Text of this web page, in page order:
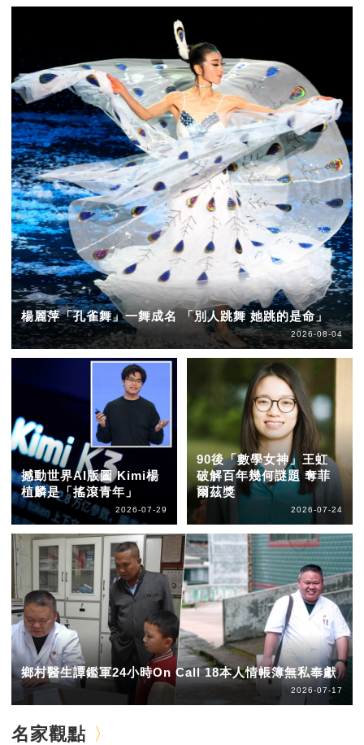
楊麗萍「孔雀舞」一舞成名 「別人跳舞 她跳的是命」
2026-08-04
撼動世界AI版圖 Kimi楊
植麟是「搖滾青年」
2026-07-29
90後「數學女神」王虹
破解百年幾何謎題 奪菲
爾茲獎
2026-07-24
鄉村醫生譚鑑軍24小時On Call 18本人情帳簿無私奉獻
2026-07-17
名家觀點